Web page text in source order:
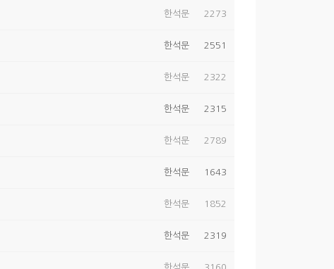
한석문 2273
한석문 2551
한석문 2322
한석문 2315
한석문 2789
한석문 1643
한석문 1852
한석문 2319
한석문 3160